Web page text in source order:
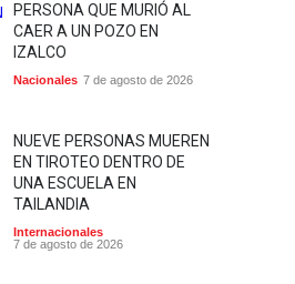
PERSONA QUE MURIÓ AL
CAER A UN POZO EN
IZALCO
Nacionales 7 de agosto de 2026
NUEVE PERSONAS MUEREN
EN TIROTEO DENTRO DE
UNA ESCUELA EN
TAILANDIA
Internacionales
7 de agosto de 2026